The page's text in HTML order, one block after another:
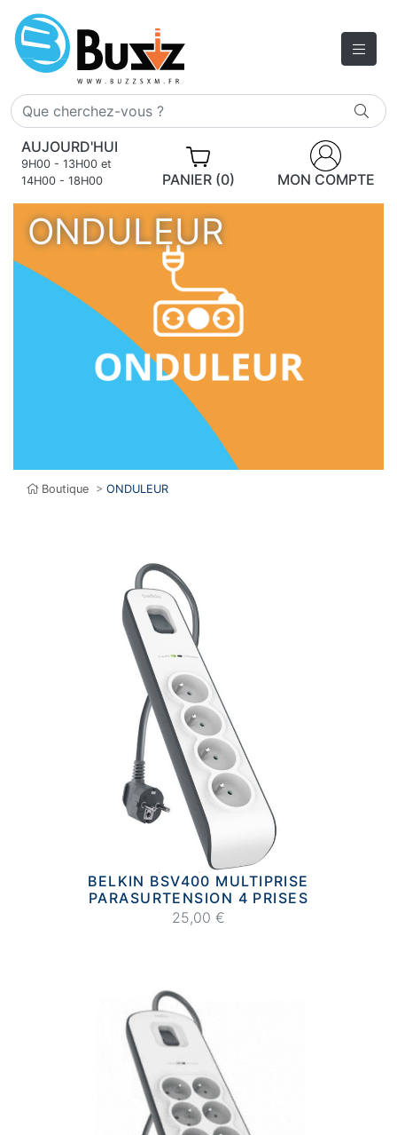
AUJOURD'HUI
9H00 - 13H00 et
14H00 - 18H00
PANIER (0) MON COMPTE
ONDULEUR
Boutique > ONDULEUR
BELKIN BSV400 MULTIPRISE
PARASURTENSION 4 PRISES
25,00 €